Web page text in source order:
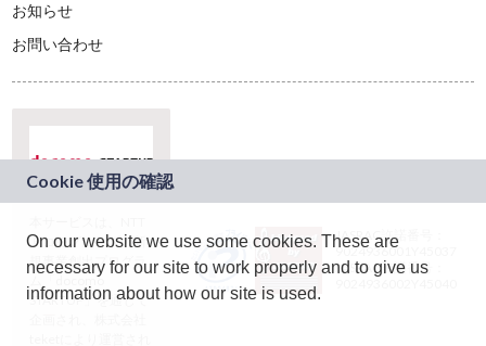
お知らせ
お問い合わせ
ドコモグループの新
規事業創出プログラ
ム「docomo
STARTUP」を通じて
JASRAC許諾番号：
9024936001Y45037
JASRAC許諾番号：
On our website we use some cookies. These are
necessary for our site to work properly and to give us
information about how our site is used.